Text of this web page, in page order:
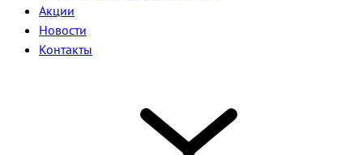
Акции
Новости
Контакты